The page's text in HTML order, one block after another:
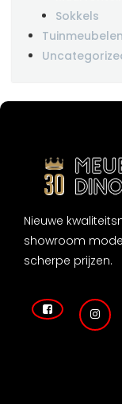
Sokkels
Tuinmeubelen
Nieuwe
showroom
scherpe prijzen.